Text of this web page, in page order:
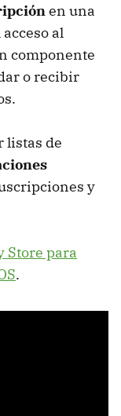
en una
al
componente
o recibir
listas de
y
Store para
.